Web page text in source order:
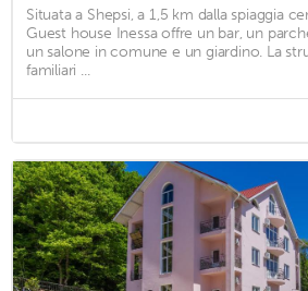
Situata a Shepsi, a 1,5 km dalla spiaggia
Guest house Inessa offre un bar, un
un salone in comune e un giardino. La
familiari ...